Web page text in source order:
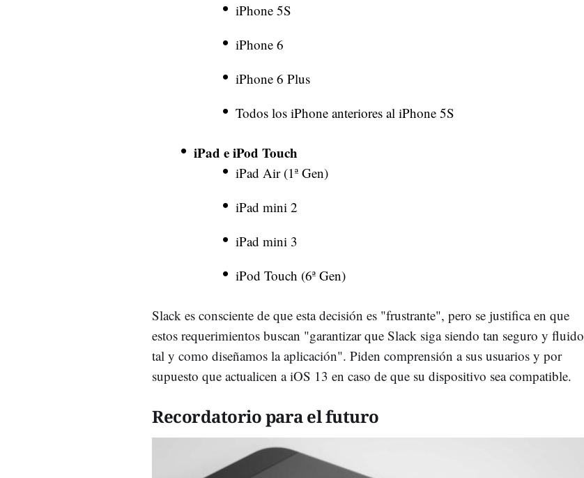
iPhone 5S
iPhone 6
iPhone 6 Plus
Todos los iPhone anteriores al iPhone 5S
iPad e iPod Touch
iPad Air (1ª Gen)
iPad mini 2
iPad mini 3
iPod Touch (6ª Gen)
Slack es consciente de que esta decisión es "frustrante", pero se justifica en que
estos requerimientos buscan "garantizar que Slack siga siendo tan seguro y fluido
tal y como diseñamos la aplicación". Piden comprensión a sus usuarios y por
supuesto que actualicen a iOS 13 en caso de que su dispositivo sea compatible.
Recordatorio para el futuro